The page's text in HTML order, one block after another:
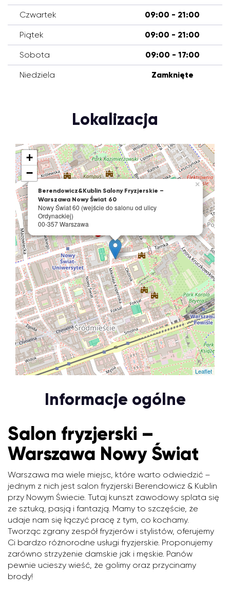
Czwartek 09:00 - 21:00
Piątek 09:00 - 21:00
Sobota 09:00 - 17:00
Niedziela Zamknięte
Lokalizacja
Berendowicz&Kublin Salony Fryzjerskie –
Warszawa Nowy Świat 60
Nowy Świat 60 (wejście do salonu od ulicy
Ordynackiej)
00-357 Warszawa
×
+
−
Leaflet
Informacje ogólne
Salon fryzjerski –
Warszawa Nowy Świat
Warszawa ma wiele miejsc, które warto odwiedzić –
jednym z nich jest salon fryzjerski Berendowicz & Kublin
przy Nowym Świecie. Tutaj kunszt zawodowy splata się
ze sztuką, pasją i fantazją. Mamy to szczęście, że
udaje nam się łączyć pracę z tym, co kochamy.
Tworząc zgrany zespół fryzjerów i stylistów, oferujemy
Ci bardzo różnorodne usługi fryzjerskie. Proponujemy
zarówno strzyżenie damskie jak i męskie. Panów
pewnie ucieszy wieść, że golimy oraz przycinamy
brody!